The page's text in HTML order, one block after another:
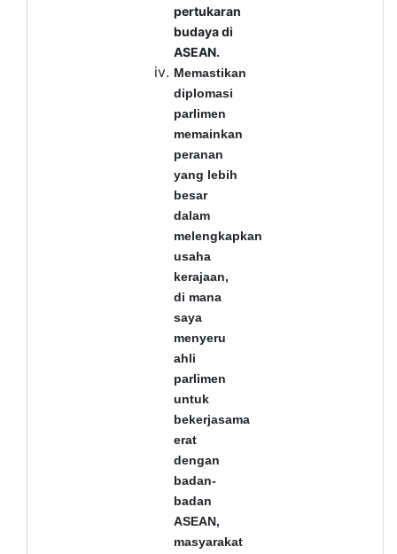
pertukaran
budaya di
ASEAN.
Memastikan
diplomasi
parlimen
memainkan
peranan
yang lebih
besar
dalam
melengkapkan
usaha
kerajaan,
di mana
saya
menyeru
ahli
parlimen
untuk
bekerjasama
erat
dengan
badan-
badan
ASEAN,
masyarakat